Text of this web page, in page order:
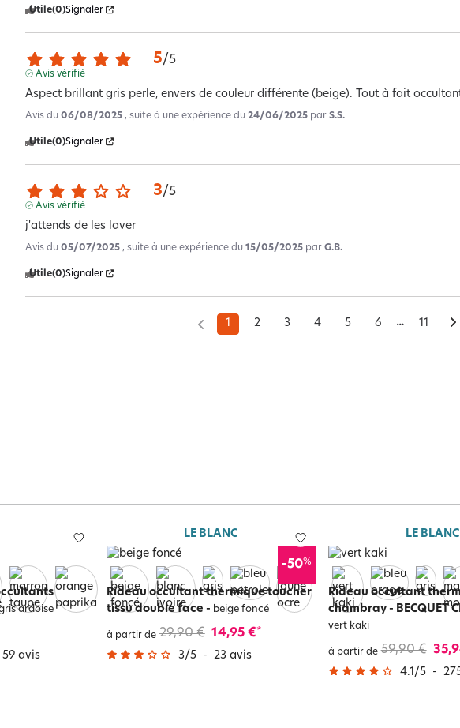
Utile(0)Signaler
5/5
Avis vérifié
Aspect brillant gris perle, envers de couleur différente (beige). Tout à fait
Avis du06/08/2025 , suite à une expérience du24/06/2025 parS.S.
Utile(0)Signaler
3/5
Avis vérifié
j'attends de les laver
Avis du05/07/2025 , suite à une expérience du15/05/2025 parG.B.
Utile(0)Signaler
1 2 3 4 5 6 11
ardoise
59 avis
LE BLANC
-50%
Rideau occultant thermique toucher
tissu double face - beige foncé
à partir de 29,90 € 14,95 €*
3/5 - 23 avis
LE BLANC
Rideau occultant
chambray - BECQUET
vert kaki
à partir de 59,90 €
4.1 /5 -